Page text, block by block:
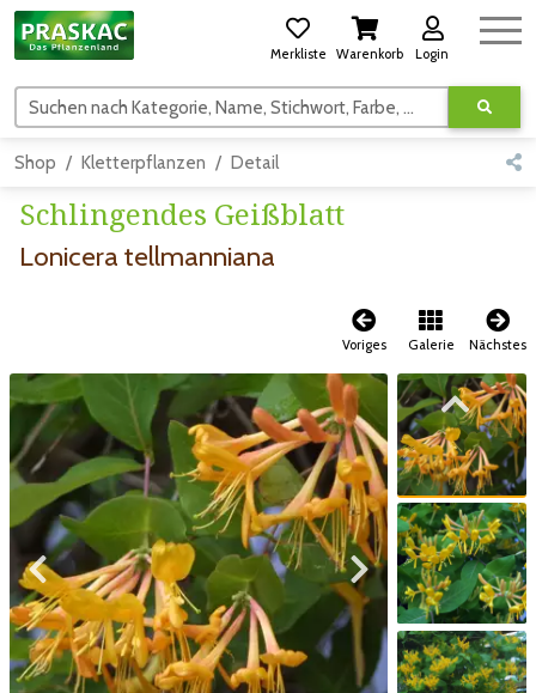
Merkliste Warenkorb Login
Suchen nach Kategorie, Name, Stichwort, Farbe, usw.
Shop Kletterpflanzen Detail
Schlingendes Geißblatt
Lonicera tellmanniana
Voriges Galerie Nächstes
Zum vorigen Bild Zum nächsten Bild
Zum vorigen Bild